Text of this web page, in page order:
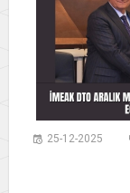
25-12-2025